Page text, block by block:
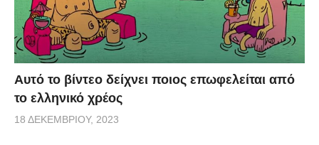
Αυτό το βίντεο δείχνει ποιος επωφελείται από
το ελληνικό χρέος
18 ΔΕΚΕΜΒΡΊΟΥ, 2023